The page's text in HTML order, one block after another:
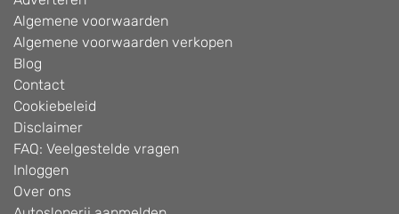
Algemene voorwaarden
Algemene voorwaarden verkopen
Blog
Contact
Cookiebeleid
Disclaimer
FAQ: Veelgestelde vragen
Inloggen
Over ons